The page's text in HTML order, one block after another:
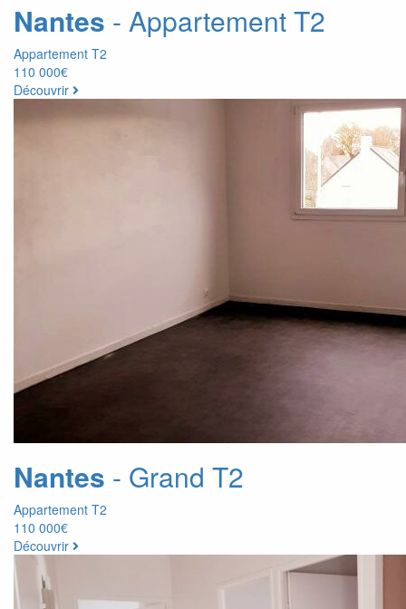
Nantes - Appartement T2
Appartement T2
110 000€
Découvrir
Nantes - Grand T2
Appartement T2
110 000€
Découvrir